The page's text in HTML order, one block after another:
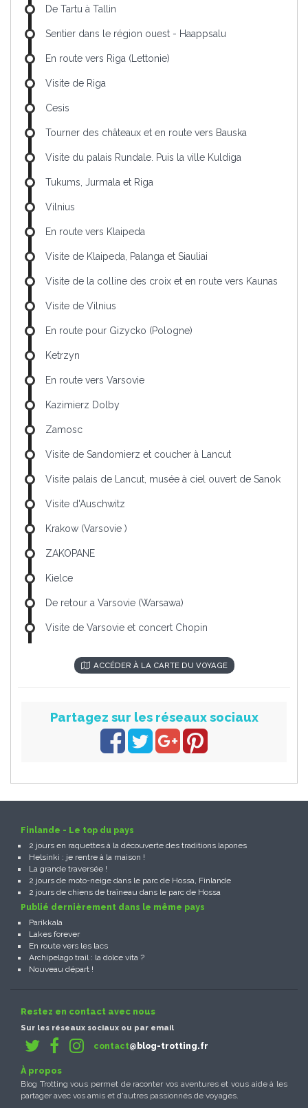
De Tartu à Tallin
Sentier dans le région ouest - Haappsalu
En route vers Riga (Lettonie)
Visite de Riga
Cesis
Tourner des châteaux et en route vers Bauska
Visite du palais Rundale. Puis la ville Kuldiga
Tukums, Jurmala et Riga
Vilnius
En route vers Klaipeda
Visite de Klaipeda, Palanga et Siauliai
Visite de la colline des croix et en route vers Kaunas
Visite de Vilnius
En route pour Gizycko (Pologne)
Ketrzyn
En route vers Varsovie
Kazimierz Dolby
Zamosc
Visite de Sandomierz et coucher à Lancut
Visite palais de Lancut, musée à ciel ouvert de Sanok
Visite d'Auschwitz
Krakow (Varsovie )
ZAKOPANE
Kielce
De retour a Varsovie (Warsawa)
Visite de Varsovie et concert Chopin
ACCÉDER À LA CARTE DU VOYAGE
Partagez sur les réseaux sociaux
Finlande - Le top du pays
2 jours en raquettes à la découverte des traditions lapones
Helsinki : je rentre à la maison !
La grande traversée !
2 jours de moto-neige dans le parc de Hossa, Finlande
2 jours de chiens de traîneau dans le parc de Hossa
Publié dernièrement dans le même pays
Parikkala
Lakes forever
En route vers les lacs
Archipelago trail : la dolce vita ?
Nouveau départ !
Restez en contact avec nous
Sur les réseaux sociaux ou par email
contact@blog-trotting.fr
À propos
Blog Trotting vous permet de raconter vos aventures et vous aide à les
partager avec vos amis et d'autres passionnés de voyages.